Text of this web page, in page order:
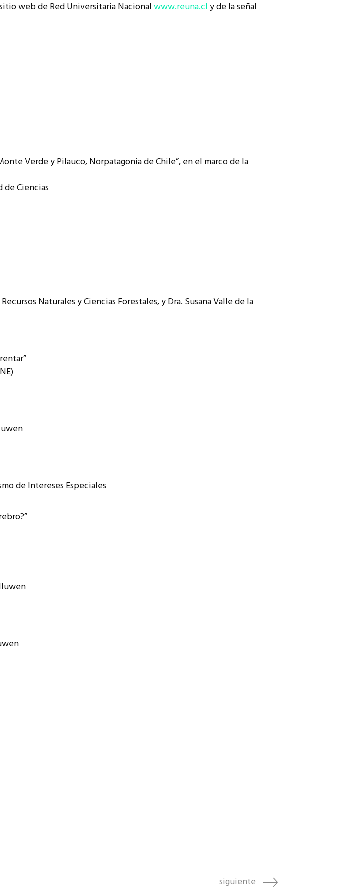
web de Red Universitaria Nacionalwww.reuna.cly de la señal
Verde y Pilauco, Norpatagonia de Chile”, en el marco de la
de Ciencias
Naturales y Ciencias Forestales, y Dra. Susana Valle de la
de Intereses Especiales
siguiente